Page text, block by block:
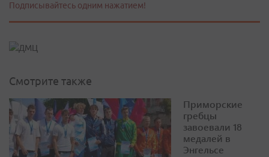
Подписывайтесь одним нажатием!
Смотрите также
Приморские
гребцы
завоевали 18
медалей в
Энгельсе